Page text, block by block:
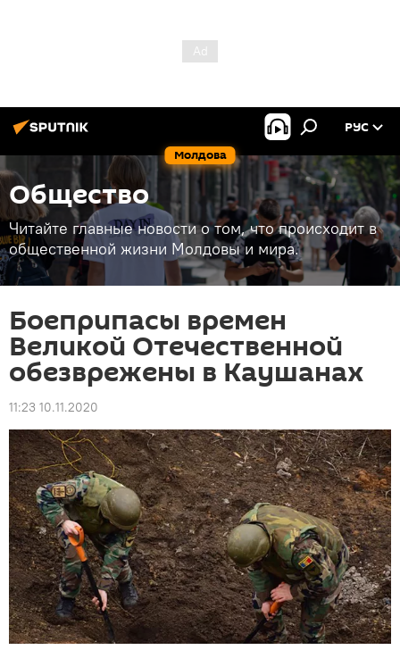
Молдова
РУС
Общество
Читайте главные новости о том, что происходит в
общественной жизни Молдовы и мира.
Боеприпасы времен
Великой Отечественной
обезврежены в Каушанах
11:23 10.11.2020